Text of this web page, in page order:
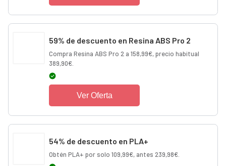
59% de descuento en Resina ABS Pro 2
Compra Resina ABS Pro 2 a 158,99€, precio habitual
389,90€.
Ver Oferta
54% de descuento en PLA+
Obtén PLA+ por solo 109,99€, antes 239,98€.